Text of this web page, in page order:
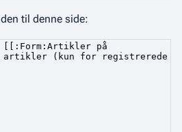
til denne side: